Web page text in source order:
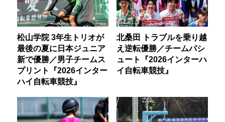
松山学院 3年生トリオが
最後の夏に日本ジュニア
新で優勝／男子チームス
プリント『2026インター
ハイ自転車競技』
北桑田 トラブルを乗り越
え逆転優勝／チームパシ
ュート『2026インターハ
イ自転車競技』